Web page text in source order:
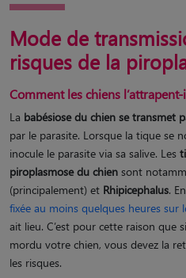
Mode de
risques de la
Comment les chiens l’attrapent-
La babésiose du chien se transmet
par le parasite. Lorsque la tique se
inocule le parasite via sa salive​. Les
piroplasmose du chien sont
(principalement) et Rhipicephalus.
fixée au moins quelques heures sur
ait lieu. C’est pour cette raison que
mordu votre chien, vous devez la
les risques.